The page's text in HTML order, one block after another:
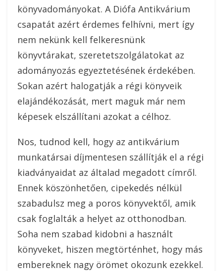
könyvadományokat. A Diófa Antikvárium
csapatát azért érdemes felhívni, mert így
nem nekünk kell felkeresnünk
könyvtárakat, szeretetszolgálatokat az
adományozás egyeztetésének érdekében.
Sokan azért halogatják a régi könyveik
elajándékozását, mert maguk már nem
képesek elszállítani azokat a célhoz.
Nos, tudnod kell, hogy az antikvárium
munkatársai díjmentesen szállítják el a régi
kiadványaidat az általad megadott címről.
Ennek köszönhetően, cipekedés nélkül
szabadulsz meg a poros könyvektől, amik
csak foglalták a helyet az otthonodban.
Soha nem szabad kidobni a használt
könyveket, hiszen megtörténhet, hogy más
embereknek nagy örömet okozunk ezekkel.